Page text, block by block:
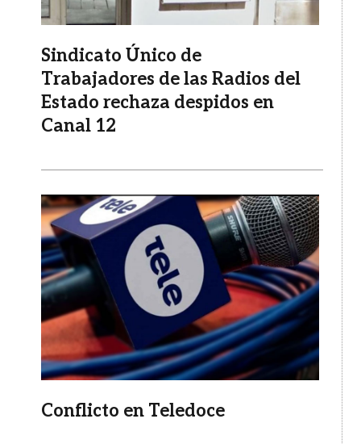
Sindicato Único de
Trabajadores de las Radios del
Estado rechaza despidos en
Canal 12
Imagen
Conflicto en Teledoce